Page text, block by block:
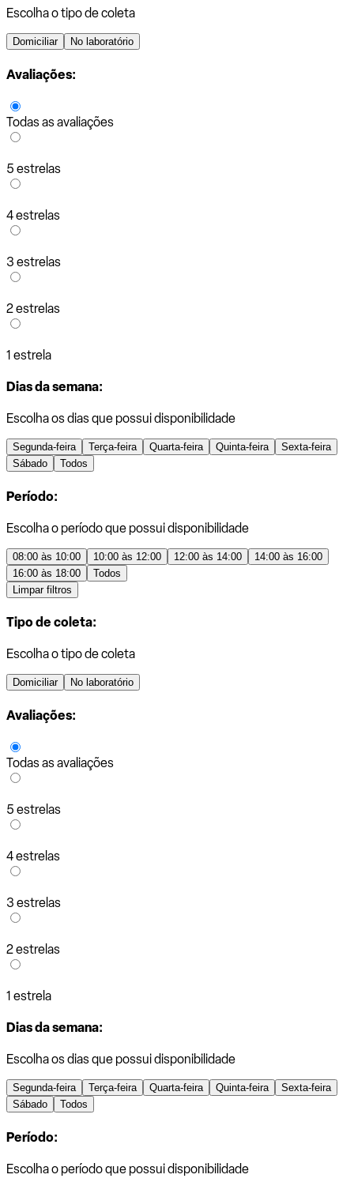
Escolha o tipo de coleta
Domiciliar No laboratório
Avaliações:
Todas as avaliações
5 estrelas
4 estrelas
3 estrelas
2 estrelas
1 estrela
Dias da semana:
Escolha os dias que possui disponibilidade
Segunda-feira Terça-feira Quarta-feira Quinta-feira
Sexta-feira
Sábado
Todos
Período:
Escolha o período que possui disponibilidade
08:00 às 10:00 10:00 às 12:00 12:00 às 14:00
14:00 às 16:00
16:00 às 18:00
Todos
Limpar filtros
Tipo de coleta:
Escolha o tipo de coleta
Domiciliar No laboratório
Avaliações:
Todas as avaliações
5 estrelas
4 estrelas
3 estrelas
2 estrelas
1 estrela
Dias da semana:
Escolha os dias que possui disponibilidade
Segunda-feira Terça-feira Quarta-feira Quinta-feira
Sexta-feira
Sábado
Todos
Período:
Escolha o período que possui disponibilidade